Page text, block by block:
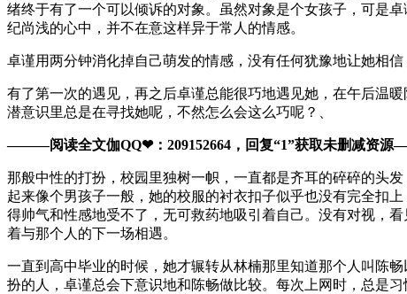
绪终于有了一个可以倾诉的对象。虽然对象是个女孩子，可是
纪尚浅的心中，并不在意这样异于常人的情感。
卓谨用两分钟消化掉自己萌发的情感，没有任何犹豫地让她相
有了第一次的遇见，再之后卓谨总能很巧地遇见她，在午后温
潜意识里总是在寻找她呢，不然怎么会这么巧呢？、
———阅读全文伽QQ❤：209152664，回复“1”获取未删减资
那般中性的打扮，校园里独树一帜，一直都是齐耳的碎碎的头
起来像个男孩子一般，她的校服的衬衣扣子似乎也没有完全扣
得帅气和性感地受不了，无可救药地吸引着自己。没有对视，
着与那个人的下一场相遇。
一直到高中毕业的时候，她才辗转从林楠那里知道那个人叫陈
扮的人，卓谨总会下意识地和陈畅做比较。每次上网时，总是